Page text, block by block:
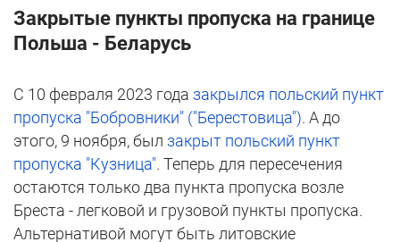
Закрытые пункты пропуска на границе
Польша - Беларусь
С 10 февраля 2023 года закрылся польский пункт
пропуска "Бобровники" ("Берестовица"). А до
этого, 9 ноября, был закрыт польский пункт
пропуска "Кузница". Теперь для пересечения
остаются только два пункта пропуска возле
Бреста - легковой и грузовой пункты пропуска.
Альтернативой могут быть литовские